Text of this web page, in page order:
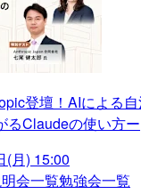
登壇！AIによる
るClaudeの使い方ー
(月) 15:00
会一覧勉強会一覧